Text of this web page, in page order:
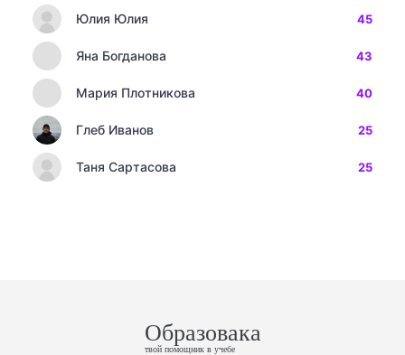
Юлия Юлия 45
Яна Богданова 43
Мария Плотникова 40
Глеб Иванов 25
Таня Сартасова 25
Образовака
твой помощник в учебе